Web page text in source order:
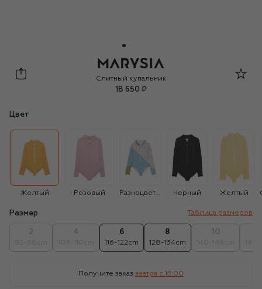
Marysia Bumby
Слитный купальник
18 650 ₽
Цвет
Желтый Розовый Разноцветный Черный Желтый
Размер Таблица размеров
6
116-122cm
8
128-134cm
Получите заказ завтра c 13:00